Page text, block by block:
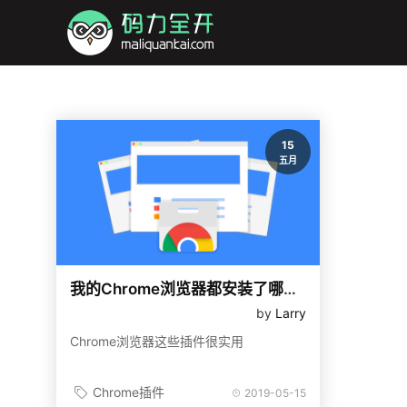
15
五月
我的Chrome浏览器都安装了哪些扩展插件
by Larry
Chrome浏览器这些插件很实用
Chrome插件 2019-05-15